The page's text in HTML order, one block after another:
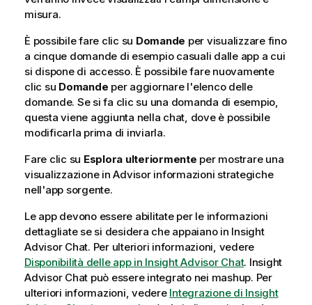
t
i
c
a
misura.
È possibile fare clic su Domande per visualizzare fino
a cinque domande di esempio casuali dalle app a cui
si dispone di accesso. È possibile fare nuovamente
clic su Domande per aggiornare l'elenco delle
domande. Se si fa clic su una domanda di esempio,
questa viene aggiunta nella chat, dove è possibile
modificarla prima di inviarla.
Fare clic su Esplora ulteriormente per mostrare una
visualizzazione inAdvisor informazioni strategiche
nell'app sorgente.
Le app devono essere abilitate per le informazioni
dettagliate se si desidera che appaiano in Insight
Advisor Chat. Per ulteriori informazioni, vedere
Disponibilità delle app in Insight Advisor Chat. Insight
Advisor Chat può essere integrato nei mashup. Per
ulteriori informazioni, vedere Integrazione di Insight